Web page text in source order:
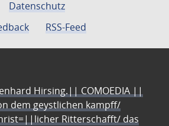
Datenschutz
RSS-Feed
Hirsing.|| COMOEDIA ||
dem geystlichen kampff/
Ritterschafft/ das